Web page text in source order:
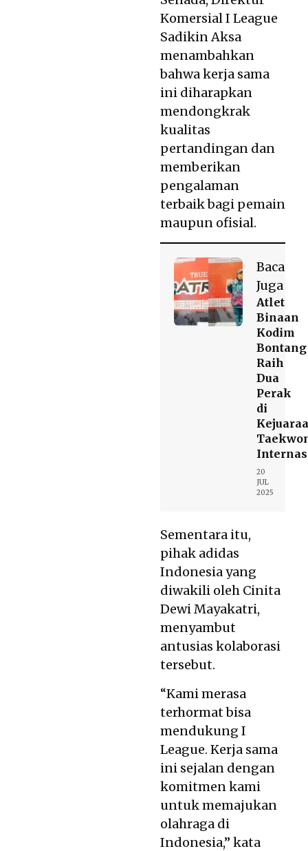
Komersial I League
Sadikin Aksa
menambahkan
bahwa kerja sama
ini diharapkan
mendongkrak
kualitas
pertandingan dan
memberikan
pengalaman
terbaik bagi pemain
maupun ofisial.
Baca
Juga
Atlet
Binaan
Kodim
Bontang
Raih
Dua
Perak
di
20
JUL
2025
Sementara itu,
pihak adidas
Indonesia yang
diwakili oleh Cinita
Dewi Mayakatri,
menyambut
antusias kolaborasi
tersebut.
“Kami merasa
terhormat bisa
mendukung I
League. Kerja sama
ini sejalan dengan
komitmen kami
untuk memajukan
olahraga di
Indonesia,” kata